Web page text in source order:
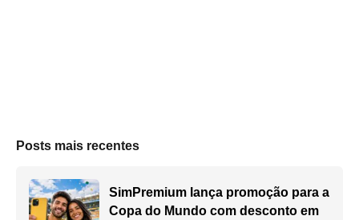
Posts mais recentes
SimPremium lança promoção para a
Copa do Mundo com desconto em